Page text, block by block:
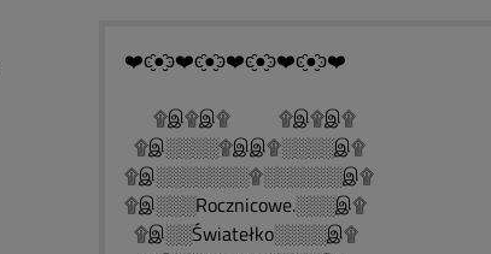
❤️ͼ̮̑●̮̑ͽ❤️ͼ̮̑●̮̑ͽ❤️ͼ̮̑●̮̑ͽ❤️ͼ̮̑●̮̑ͽ❤️
۩இ۩இ۩ ۩இ۩இ۩
۩இ░░░░۩இஇ۩░░░░இ۩
۩இ░░░░░░░۩░░░░░░இ۩
۩இ░░░Rocznicowe.░░░இ۩
۩இ░░Światełko░░░░இ۩